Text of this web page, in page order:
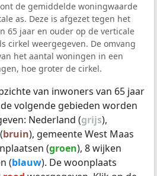
de gemiddelde woningwaarde
as. Deze is afgezet tegen het
65 jaar en ouder op de verticale
cirkel weergegeven. De omvang
het aantal woningen in een
hoe groter de cirkel.
van inwoners van 65 jaar
volgende gebieden worden
Nederland (grijs),
bruin), gemeente West Maas
(groen), 8 wijken
(blauw). De woonplaats